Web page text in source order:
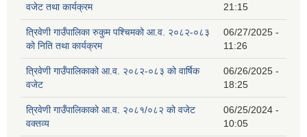
वजेट तथा कार्यक्रम
21:15
त्रिवेणी गाउँपालिका रुकुम पश्‍चिमको आ.व. २०८२-०८३
को निति तथा कार्यक्रम
06/27/2025 -
11:26
त्रिवेणी गाउँपालिकाको आ.व. २०८२-०८३ को वार्षिक
वजेट
06/26/2025 -
18:25
त्रिवेणी गाउँपालिकाको आ.व. २०८१/०८२ को वजेट
वक्तव्य
06/25/2024 -
10:05